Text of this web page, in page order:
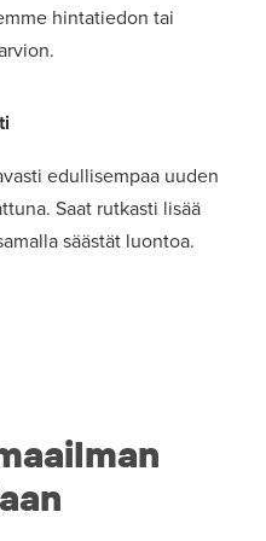
hintatiedon tai
edullisempaa uuden
Saat rutkasti lisää
säästät luontoa.